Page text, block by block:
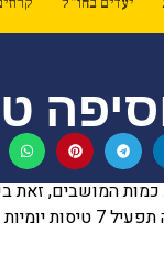
המושבים, זאת
לישראל.